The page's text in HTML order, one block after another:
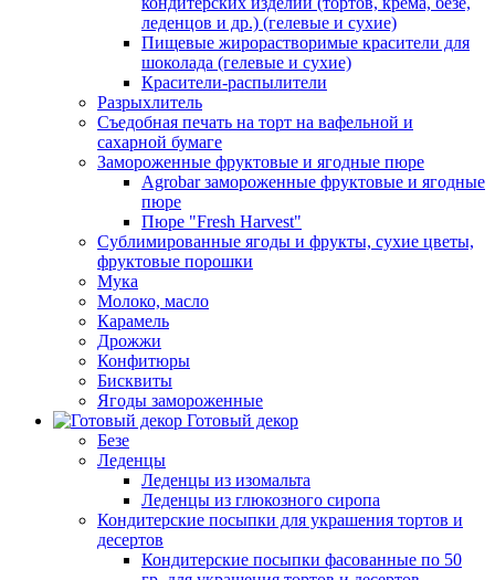
леденцов и др.) (гелевые и сухие)
Пищевые жирорастворимые красители для
шоколада (гелевые и сухие)
Красители-распылители
Разрыхлитель
Съедобная печать на торт на вафельной и
сахарной бумаге
Замороженные фруктовые и ягодные пюре
Agrobar замороженные фруктовые и ягодные
пюре
Пюре "Fresh Harvest"
Сублимированные ягоды и фрукты, сухие цветы,
фруктовые порошки
Мука
Молоко, масло
Карамель
Дрожжи
Конфитюры
Бисквиты
Ягоды замороженные
Готовый декор
Безе
Леденцы
Леденцы из изомальта
Леденцы из глюкозного сиропа
Кондитерские посыпки для украшения тортов и
десертов
Кондитерские посыпки фасованные по 50